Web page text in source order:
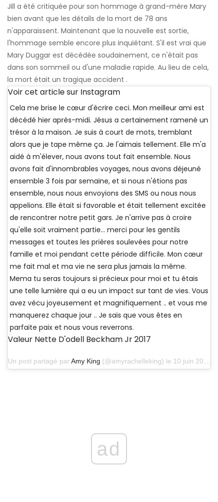
Jill a été critiquée pour son hommage à grand-mère Mary
bien avant que les détails de la mort de 78 ans
n'apparaissent. Maintenant que la nouvelle est sortie,
l'hommage semble encore plus inquiétant. S'il est vrai que
Mary Duggar est décédée soudainement, ce n'était pas
dans son sommeil ou d'une maladie rapide. Au lieu de cela,
la mort était un tragique accident .
Voir cet article sur Instagram
Cela me brise le cœur d'écrire ceci. Mon meilleur ami est
décédé hier après-midi. Jésus a certainement ramené un
trésor à la maison. Je suis à court de mots, tremblant
alors que je tape même ça. Je l'aimais tellement. Elle m'a
aidé à m'élever, nous avons tout fait ensemble. Nous
avons fait d'innombrables voyages, nous avons déjeuné
ensemble 3 fois par semaine, et si nous n'étions pas
ensemble, nous nous envoyions des SMS ou nous nous
appelions. Elle était si favorable et était tellement excitée
de rencontrer notre petit gars. Je n'arrive pas à croire
qu'elle soit vraiment partie… merci pour les gentils
messages et toutes les prières soulevées pour notre
famille et moi pendant cette période difficile. Mon cœur
me fait mal et ma vie ne sera plus jamais la même.
Mema tu seras toujours si précieux pour moi et tu étais
une telle lumière qui a eu un impact sur tant de vies. Vous
avez vécu joyeusement et magnifiquement .. et vous me
manquerez chaque jour .. Je sais que vous êtes en
parfaite paix et nous vous reverrons.
Valeur Nette D'odell Beckham Jr 2017
Un post partagé par Amy King (@amyrachelleking) le 10 juin 2019 à 5 h 59 PDT
ad